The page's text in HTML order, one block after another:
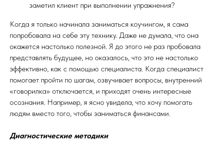
заметил клиент при выполнении упражнения?
Когда я только начинала заниматься коучингом, я сама
попробовала на себе эту технику. Даже не думала, что она
окажется настолько полезной. Я до этого не раз пробовала
представлять будущее, но оказалось, что это не настолько
эффективно, как с помощью специалиста. Когда специалист
помогает пройти по шагам, озвучивает вопросы, внутренний
«говорилка» отключается, и приходят очень интересные
осознания. Например, я ясно увидела, что хочу помогать
людям вместо того, чтобы заниматься финансами.
Диагностические методики